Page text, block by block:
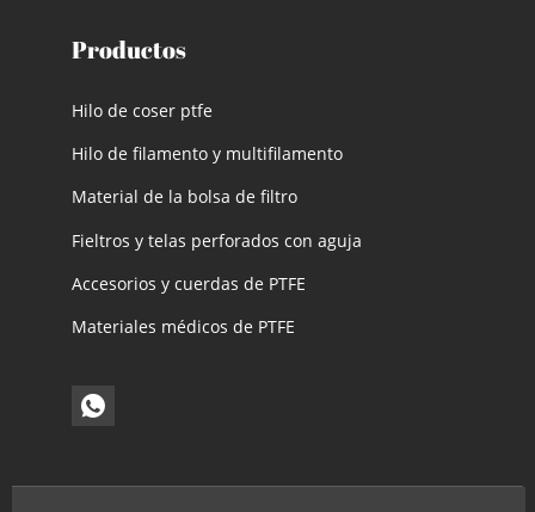
Productos
Hilo de coser ptfe
Hilo de filamento y multifilamento
Material de la bolsa de filtro
Fieltros y telas perforados con aguja
Accesorios y cuerdas de PTFE
Materiales médicos de PTFE